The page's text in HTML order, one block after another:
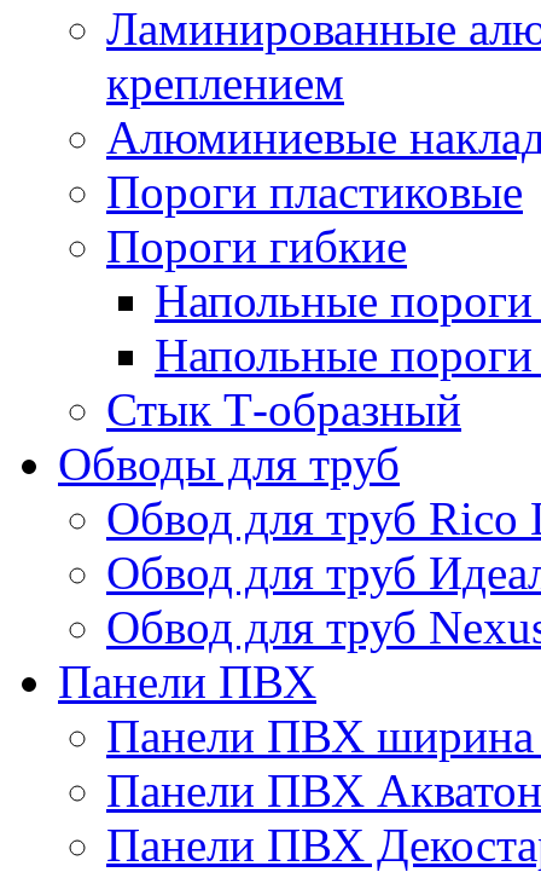
Ламинированные
креплением
Алюминиевые
Пороги пластиковые
Пороги гибкие
Напольные
Напольные
Стык Т-образный
Обводы для труб
Обвод для труб Rico
Обвод для труб
Обвод для труб
Панели ПВХ
Панели ПВХ ширина
Панели ПВХ Акватон
Панели ПВХ